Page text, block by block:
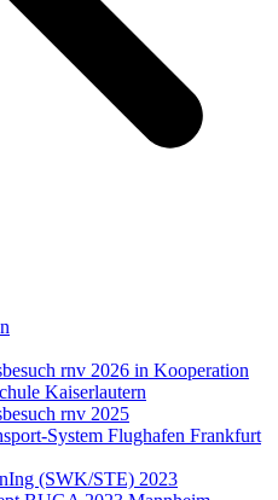
rnv 2026 in Kooperation
Kaiserlautern
rnv 2025
System Flughafen Frankfurt
(SWK/STE) 2023